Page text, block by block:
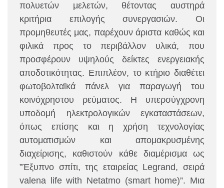
πολυετών μελετών, θέτοντας αυστηρά
κριτήρια επιλογής συνεργασιών. Οι
προμηθευτές μας, παρέχουν άριστα καθώς και
φιλικά προς το περιβάλλον υλικά, που
προσφέρουν υψηλούς δείκτες ενεργειακής
αποδοτικότητας. Επιπλέον, το κτήριο διαθέτει
φωτοβολταϊκά πάνελ για παραγωγή του
κοινόχρηστου ρεύματος. Η υπερσύγχρονη
υποδομή ηλεκτρολογικών εγκαταστάσεων,
όπως επίσης και η χρήση τεχνολογίας
αυτοματισμών και απομακρυσμένης
διαχείρισης, καθιστούν κάθε διαμέρισμα ως
”Έξυπνο σπίτι, της εταιρείας Legrand, σειρά
valena life with Netatmo (smart home)”. Μια